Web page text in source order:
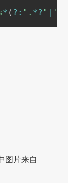
* ( ? : ". * ? " | '.
图片来自